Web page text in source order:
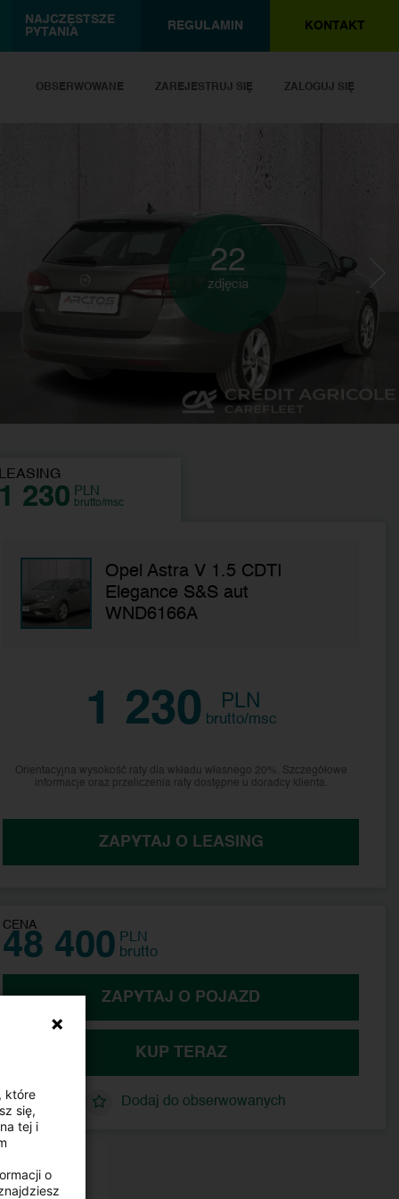
NAJCZĘSTSZE
PYTANIA
REGULAMIN KONTAKT
OBSERWOWANE ZAREJESTRUJ SIĘ ZALOGUJ SIĘ
22
zdjęcia
LEASING
1 230 PLN
brutto/msc
Opel Astra V 1.5 CDTI
Elegance S&S aut
WND6166A
1 230 PLN
brutto/msc
Orientacyjna wysokość raty dla wkładu własnego 20%. Szczegółowe
informacje oraz przeliczenia raty dostępne u doradcy klienta.
ZAPYTAJ O LEASING
48 400 PLN
brutto
ZAPYTAJ O POJAZD
KUP TERAZ
Dodaj do obserwowanych
które
się,
tej i
o